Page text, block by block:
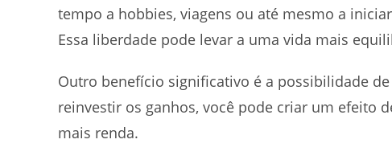
tempo a hobbies, viagens ou até mesmo a
Essa liberdade pode levar a uma vida mais
Outro benefício significativo é a possibilidade
reinvestir os ganhos, você pode criar um efeito
mais renda.